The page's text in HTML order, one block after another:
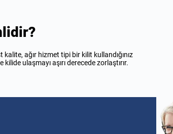
ağır hizmet tipi bir kilit kullandığınız
ulaşmayı aşırı derecede zorlaştırır.